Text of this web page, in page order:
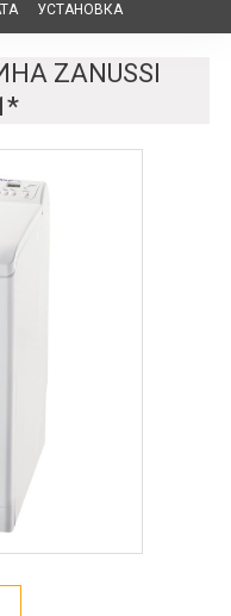
УСТАНОВКА
ZANUSSI